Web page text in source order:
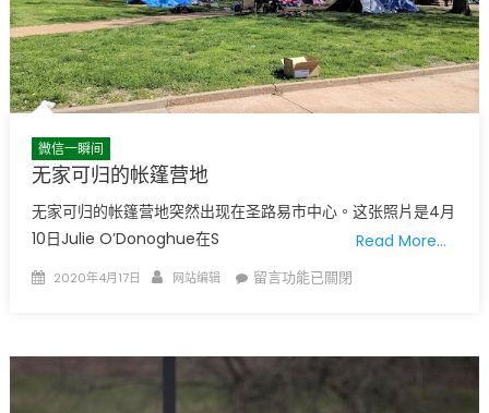
微信一瞬间
无家可归的帐篷营地
无家可归的帐篷营地突然出现在圣路易市中心。这张照片是4月
10日Julie O’Donoghue在S
Read More…
Posted
2020年4月17日 Author
网站编辑
在
的
留言功能已關閉